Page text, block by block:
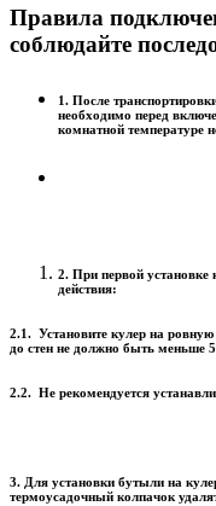
Правила
соблюдайте
1. После
необходимо перед
комнатной температуре
2. При первой
действия:
2.1. Установите кулер на ровную
до стен не должно быть меньше
2.2. Не рекомендуется
3. Для установки бутыли на
термоусадочный колпачок